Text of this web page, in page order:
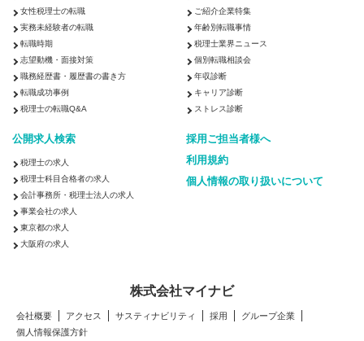
女性税理士の転職
実務未経験者の転職
転職時期
志望動機・面接対策
職務経歴書・履歴書の書き方
転職成功事例
税理士の転職Q&A
ご紹介企業特集
年齢別転職事情
税理士業界ニュース
個別転職相談会
年収診断
キャリア診断
ストレス診断
公開求人検索
税理士の求人
税理士科目合格者の求人
会計事務所・税理士法人の求人
事業会社の求人
東京都の求人
大阪府の求人
採用ご担当者様へ
利用規約
個人情報の取り扱いについて
株式会社マイナビ
会社概要 アクセス サスティナビリティ 採用
グループ企業
個人情報保護方針